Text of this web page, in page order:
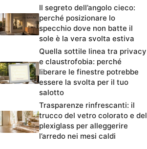
Il segreto dell’angolo cieco:
perché posizionare lo
specchio dove non batte il
sole è la vera svolta estiva
Quella sottile linea tra privacy
e claustrofobia: perché
liberare le finestre potrebbe
essere la svolta per il tuo
salotto
Trasparenze rinfrescanti: il
trucco del vetro colorato e del
plexiglass per alleggerire
l’arredo nei mesi caldi